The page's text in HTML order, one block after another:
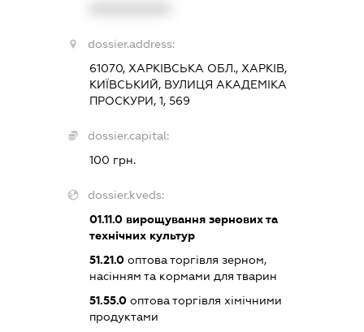
dossier.address:
61070, ХАРКІВСЬКА ОБЛ., ХАРКІВ,
КИЇВСЬКИЙ, ВУЛИЦЯ АКАДЕМІКА
ПРОСКУРИ, 1, 569
dossier.capital:
100 грн.
dossier.kveds:
01.11.0вирощування зернових та
технічних культур
51.21.0оптова торгівля зерном,
насінням та кормами для тварин
51.55.0оптова торгівля хімічними
продуктами